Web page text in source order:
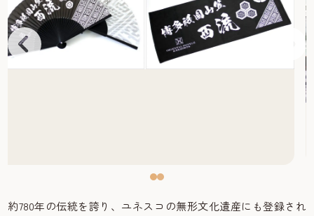
約780年の伝統を誇り、ユネスコの無形文化遺産にも登録され